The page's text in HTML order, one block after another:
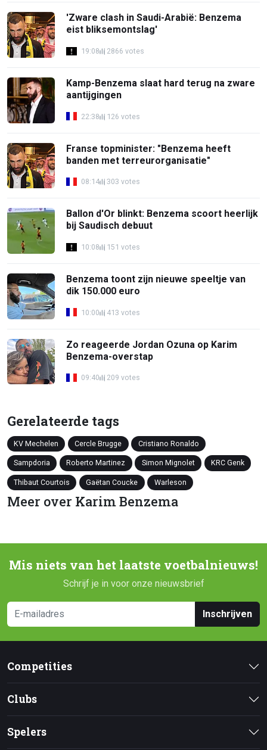
'Zware clash in Saudi-Arabië: Benzema
eist bliksemontslag'
19:08 2866 votes
Kamp-Benzema slaat hard terug na zware
aantijgingen
22:38 126 votes
Franse topminister: "Benzema heeft
banden met terreurorganisatie"
08:14 303 votes
Ballon d'Or blinkt: Benzema scoort heerlijk
bij Saudisch debuut
10:08 151 votes
Benzema toont zijn nieuwe speeltje van
dik 150.000 euro
10:00 413 votes
Zo reageerde Jordan Ozuna op Karim
Benzema-overstap
09:40 209 votes
Gerelateerde tags
KV Mechelen Cercle Brugge Cristiano Ronaldo
Sampdoria Roberto Martinez Simon Mignolet KRC Genk
Thibaut Courtois Gaëtan Coucke Warleson
Meer over Karim Benzema
Mis niets van het laatste voetbalnieuws!
Schrijf je in voor onze nieuwsbrief
Inschrijven
Competities
Clubs
Spelers